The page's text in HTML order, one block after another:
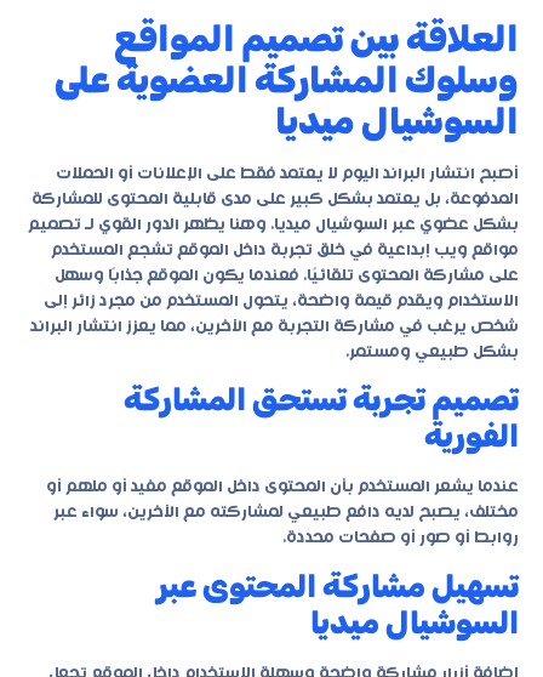
العلاقة بين تصميم المواقع
وسلوك المشاركة العضوية على
السوشيال ميديا
أصبح انتشار البراند اليوم لا يعتمد فقط على الإعلانات أو الحملات
المدفوعة، بل يعتمد بشكل كبير على مدى قابلية المحتوى للمشاركة
بشكل عضوي عبر السوشيال ميديا. وهنا يظهر الدور القوي لـ تصميم
مواقع ويب إبداعية في خلق تجربة داخل الموقع تشجع المستخدم
على مشاركة المحتوى تلقائيًا. فعندما يكون الموقع جذابًا وسهل
الاستخدام ويقدم قيمة واضحة، يتحول المستخدم من مجرد زائر إلى
شخص يرغب في مشاركة التجربة مع الآخرين، مما يعزز انتشار البراند
بشكل طبيعي ومستمر.
تصميم تجربة تستحق المشاركة
الفورية
عندما يشعر المستخدم بأن المحتوى داخل الموقع مفيد أو ملهم أو
مختلف، يصبح لديه دافع طبيعي لمشاركته مع الآخرين، سواء عبر
روابط أو صور أو صفحات محددة.
تسهيل مشاركة المحتوى عبر
السوشيال ميديا